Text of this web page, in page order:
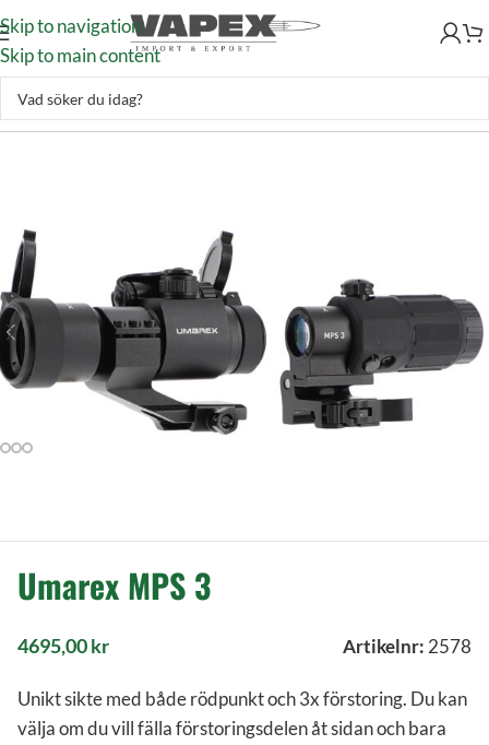
Skip to navigation
Skip to main content
Jakt & Fiske–Optik–Rödpunktsikten–Umarex MPS 3
Umarex MPS 3
4695,00kr Artikelnr: 2578
Unikt sikte med både rödpunkt och 3x förstoring. Du kan
välja om du vill fälla förstoringsdelen åt sidan och bara